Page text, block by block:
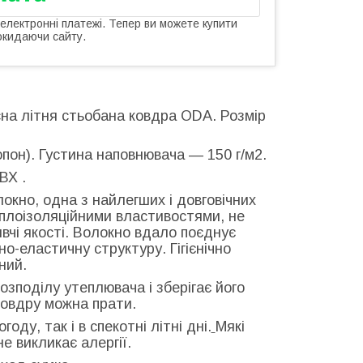
платежі. Тепер ви можете купити
сайту.
літня стьобана ковдра ODA. Розмір
Густина наповнювача ― 150 г/м2.
.
одна з найлегших і довговічних
властивостями, не
якості. Волокно вдало поєднує
еластичну структуру. Гігієнічно
утеплювача і зберігає його
можна прати.
так і в спекотні літні дні. Мякі
викликає алергії.